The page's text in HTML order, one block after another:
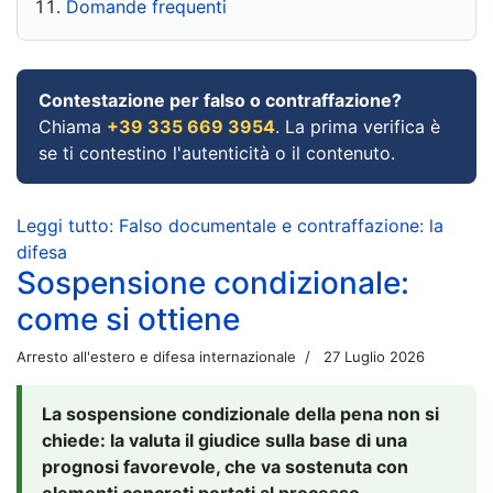
Domande frequenti
Contestazione per falso o contraffazione?
Chiama +39 335 669 3954. La prima verifica è
se ti contestino l'autenticità o il contenuto.
Leggi tutto: Falso documentale e contraffazione: la
difesa
Sospensione condizionale:
come si ottiene
Arresto all'estero e difesa internazionale 27 Luglio 2026
La sospensione condizionale della pena non si
chiede: la valuta il giudice sulla base di una
prognosi favorevole, che va sostenuta con